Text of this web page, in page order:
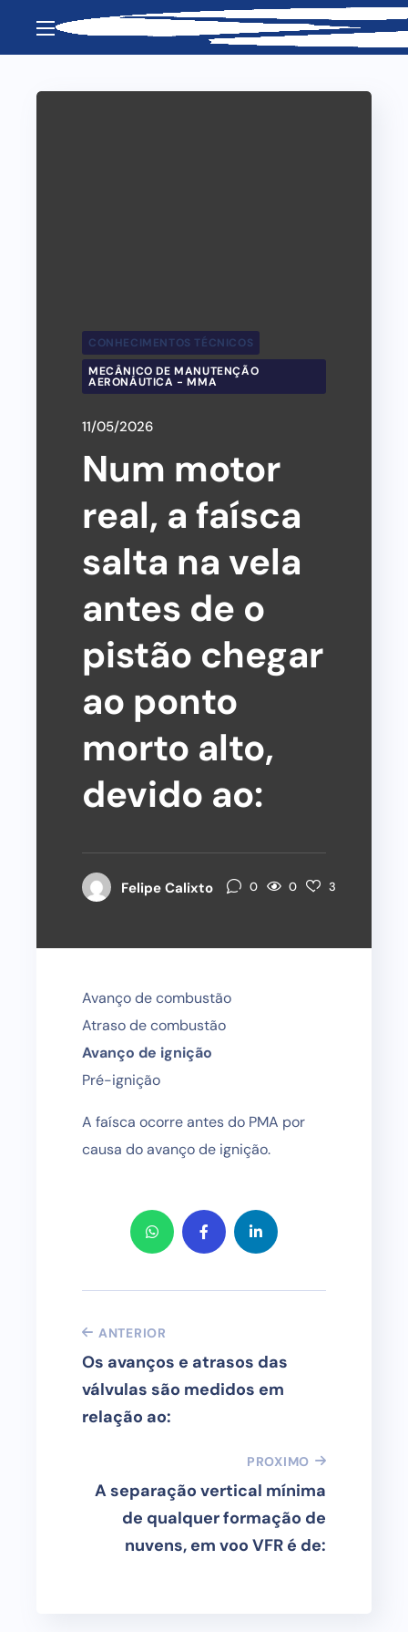
CONHECIMENTOS TÉCNICOS
MECÂNICO DE MANUTENÇÃO
AERONÁUTICA - MMA
11/05/2026
Num motor
real, a faísca
salta na vela
antes de o
pistão chegar
ao ponto
morto alto,
devido ao:
Felipe Calixto 0 0 3
Avanço de combustão
Atraso de combustão
Avanço de ignição
Pré-ignição
A faísca ocorre antes do PMA por
causa do avanço de ignição.
ANTERIOR
Os avanços e atrasos das
válvulas são medidos em
relação ao:
PROXIMO
A separação vertical mínima
de qualquer formação de
nuvens, em voo VFR é de: